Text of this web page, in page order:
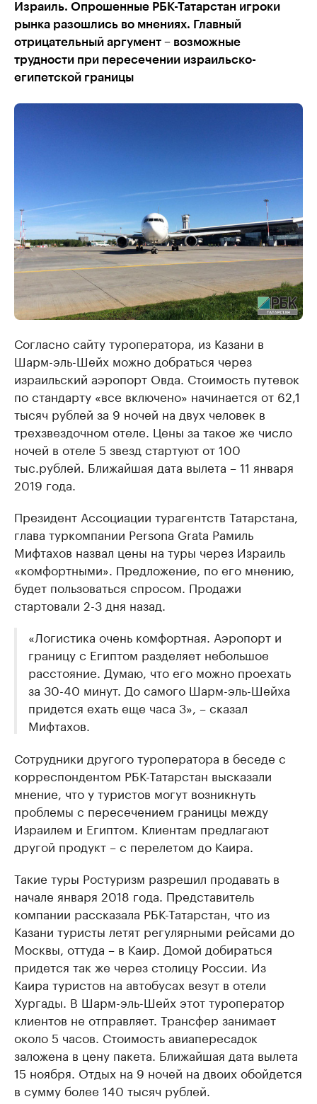
Израиль. Опрошенные РБК-Татарстан игроки
рынка разошлись во мнениях. Главный
отрицательный аргумент – возможные
трудности при пересечении израильско-
египетской границы
Согласно сайту туроператора, из Казани в
Шарм-эль-Шейх можно добраться через
израильский аэропорт Овда. Стоимость путевок
по стандарту «все включено» начинается от 62,1
тысяч рублей за 9 ночей на двух человек в
трехзвездочном отеле. Цены за такое же число
ночей в отеле 5 звезд стартуют от 100
тыс.рублей. Ближайшая дата вылета – 11 января
2019 года.
Президент Ассоциации турагентств Татарстана,
глава туркомпании Persona Grata Рамиль
Мифтахов назвал цены на туры через Израиль
«комфортными». Предложение, по его мнению,
будет пользоваться спросом. Продажи
стартовали 2-3 дня назад.
«Логистика очень комфортная. Аэропорт и
границу с Египтом разделяет небольшое
расстояние. Думаю, что его можно проехать
за 30-40 минут. До самого Шарм-эль-Шейха
придется ехать еще часа 3», – сказал
Мифтахов.
Сотрудники другого туроператора в беседе с
корреспондентом РБК-Татарстан высказали
мнение, что у туристов могут возникнуть
проблемы с пересечением границы между
Израилем и Египтом. Клиентам предлагают
другой продукт – с перелетом до Каира.
Такие туры Ростуризм разрешил продавать в
начале января 2018 года. Представитель
компании рассказала РБК-Татарстан, что из
Казани туристы летят регулярными рейсами до
Москвы, оттуда – в Каир. Домой добираться
придется так же через столицу России. Из
Каира туристов на автобусах везут в отели
Хургады. В Шарм-эль-Шейх этот туроператор
клиентов не отправляет. Трансфер занимает
около 5 часов. Стоимость авиапересадок
заложена в цену пакета. Ближайшая дата вылета
15 ноября. Отдых на 9 ночей на двоих обойдется
в сумму более 140 тысяч рублей.